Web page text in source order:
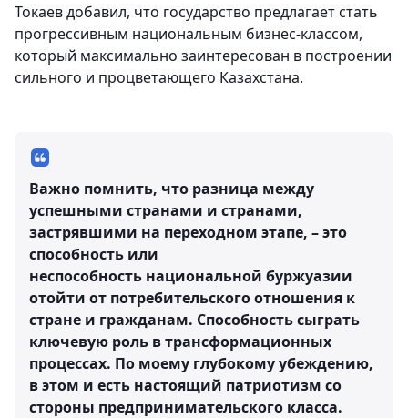
Токаев добавил, что государство предлагает стать
прогрессивным национальным бизнес-классом,
который максимально заинтересован в построении
сильного и процветающего Казахстана.
Важно помнить, что разница между
успешными странами и странами,
застрявшими на переходном этапе, – это
способность или
неспособность национальной буржуазии
отойти от потребительского отношения к
стране и гражданам. Способность сыграть
ключевую роль в трансформационных
процессах. По моему глубокому убеждению,
в этом и есть настоящий патриотизм со
стороны предпринимательского класса.